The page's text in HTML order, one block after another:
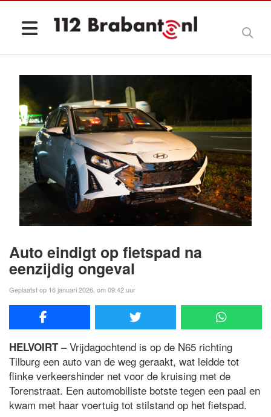
Auto eindigt op fietspad na
eenzijdig ongeval
Geplaatst op 16 januari 2026, om 09:42 uur
HELVOIRT– Vrijdagochtend is op de N65 richting
Tilburg een auto van de weg geraakt, wat leidde tot
flinke verkeershinder net voor de kruising met de
Torenstraat. Een automobiliste botste tegen een paal en
kwam met haar voertuig tot stilstand op het fietspad.